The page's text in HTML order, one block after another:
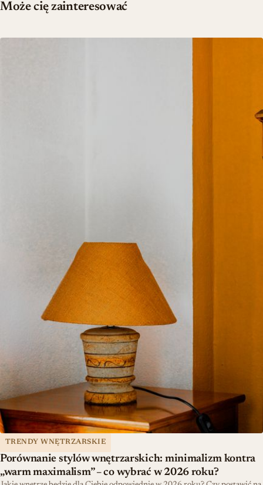
Może cię zainteresować
TRENDY WNĘTRZARSKIE
Porównanie stylów wnętrzarskich: minimalizm kontra
„warm maximalism” – co wybrać w 2026 roku?